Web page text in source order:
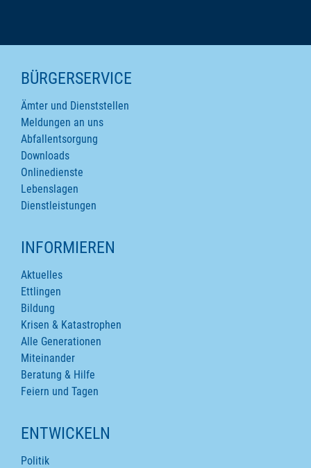
SEITENINHALTE
BÜRGERSERVICE
Ämter und Dienststellen
Meldungen an uns
Abfallentsorgung
Downloads
Onlinedienste
Lebenslagen
Dienstleistungen
INFORMIEREN
Aktuelles
Ettlingen
Bildung
Krisen & Katastrophen
Alle Generationen
Miteinander
Beratung & Hilfe
Feiern und Tagen
ENTWICKELN
Politik